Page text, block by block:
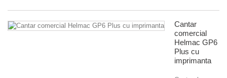
Cantar
comercial
Helmac GP6
Plus cu
imprimanta